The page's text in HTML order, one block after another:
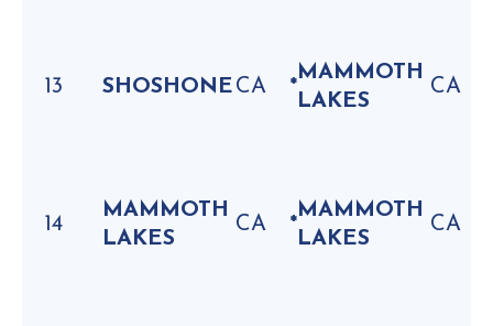
13 SHOSHONE CA *
MAMMOTH
LAKES
CA
14
MAMMOTH
LAKES
CA *
MAMMOTH
LAKES
CA